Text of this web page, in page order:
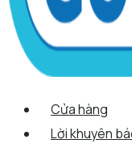
Cửa hàng
Lời khuyên